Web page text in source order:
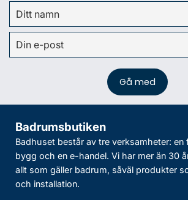
Badrumsbutiken
Badhuset består av tre verksamheter: en
bygg och en e-handel. Vi har mer än 30
allt som gäller badrum, såväl produkter
och installation.